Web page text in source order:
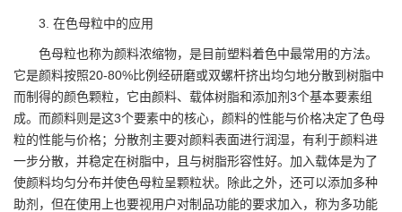
3. 在色母粒中的应用
色母粒也称为颜料浓缩物，是目前塑料着色中最常用的方法。
它是颜料按照20-80%比例经研磨或双螺杆挤出均匀地分散到树脂中
而制得的颜色颗粒，它由颜料、载体树脂和添加剂3个基本要素组
成。而颜料则是这3个要素中的核心，颜料的性能与价格决定了色母
粒的性能与价格；分散剂主要对颜料表面进行润湿，有利于颜料进
一步分散，并稳定在树脂中，且与树脂形容性好。加入载体是为了
使颜料均匀分布并使色母粒呈颗粒状。除此之外，还可以添加多种
助剂，但在使用上也要视用户对制品功能的要求加入，称为多功能